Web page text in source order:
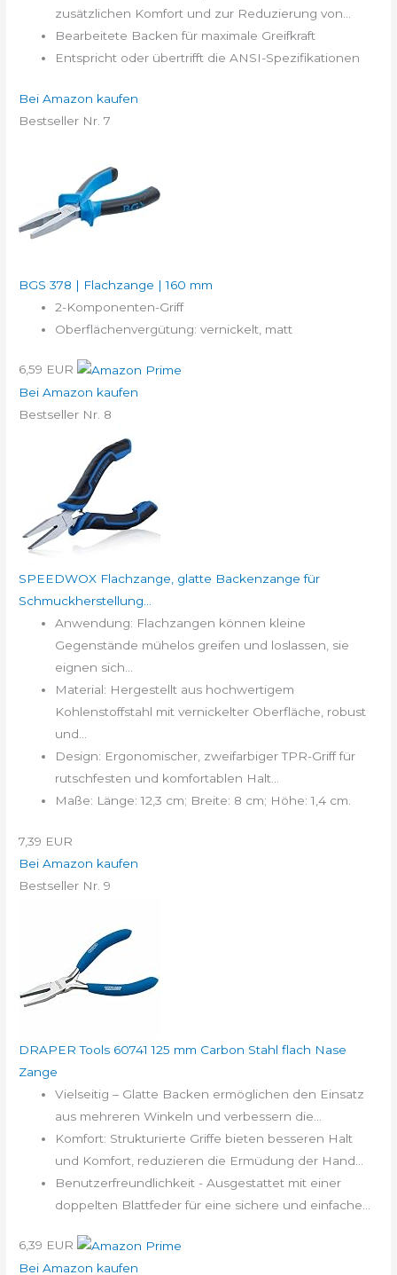
zusätzlichen Komfort und zur Reduzierung von...
Bearbeitete Backen für maximale Greifkraft
Entspricht oder übertrifft die ANSI-Spezifikationen
Bei Amazon kaufen
Bestseller Nr. 7
BGS 378 | Flachzange | 160 mm
2-Komponenten-Griff
Oberflächenvergütung: vernickelt, matt
6,59 EUR
Bei Amazon kaufen
Bestseller Nr. 8
SPEEDWOX Flachzange, glatte Backenzange für
Schmuckherstellung...
Anwendung: Flachzangen können kleine
Gegenstände mühelos greifen und loslassen, sie
eignen sich...
Material: Hergestellt aus hochwertigem
Kohlenstoffstahl mit vernickelter Oberfläche, robust
und...
Design: Ergonomischer, zweifarbiger TPR-Griff für
rutschfesten und komfortablen Halt...
Maße: Länge: 12,3 cm; Breite: 8 cm; Höhe: 1,4 cm.
7,39 EUR
Bei Amazon kaufen
Bestseller Nr. 9
DRAPER Tools 60741 125 mm Carbon Stahl flach Nase
Zange
Vielseitig – Glatte Backen ermöglichen den Einsatz
aus mehreren Winkeln und verbessern die...
Komfort: Strukturierte Griffe bieten besseren Halt
und Komfort, reduzieren die Ermüdung der Hand...
Benutzerfreundlichkeit - Ausgestattet mit einer
doppelten Blattfeder für eine sichere und einfache...
6,39 EUR
Bei Amazon kaufen